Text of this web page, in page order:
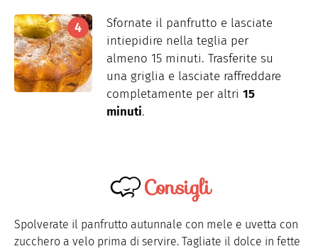
Sfornate il panfrutto e lasciate
intiepidire nella teglia per
almeno 15 minuti. Trasferite su
una griglia e lasciate raffreddare
completamente per altri 15
minuti.
Consigli
Spolverate il panfrutto autunnale con mele e uvetta con
zucchero a velo prima di servire. Tagliate il dolce in fette